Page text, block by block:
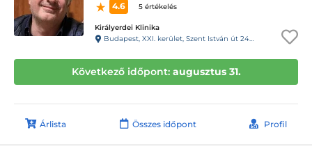
4.6
5 értékelés
Királyerdei Klinika
Budapest, XXI. kerület, Szent István út 248-250.
Következő időpont: augusztus 31.
Árlista Összes időpont Profil